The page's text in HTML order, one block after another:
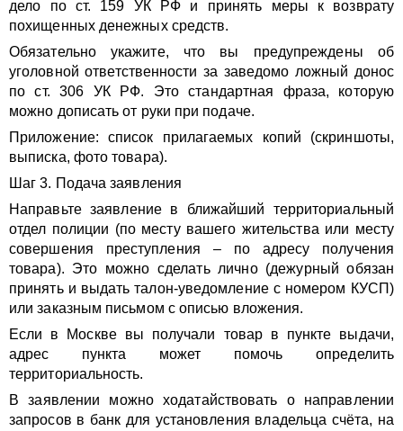
дело по ст. 159 УК РФ и принять меры к возврату
похищенных денежных средств.
Обязательно укажите, что вы предупреждены об
уголовной ответственности за заведомо ложный донос
по ст. 306 УК РФ. Это стандартная фраза, которую
можно дописать от руки при подаче.
Приложение: список прилагаемых копий (скриншоты,
выписка, фото товара).
Шаг 3. Подача заявления
Направьте заявление в ближайший территориальный
отдел полиции (по месту вашего жительства или месту
совершения преступления – по адресу получения
товара). Это можно сделать лично (дежурный обязан
принять и выдать талон-уведомление с номером КУСП)
или заказным письмом с описью вложения.
Если в Москве вы получали товар в пункте выдачи,
адрес пункта может помочь определить
территориальность.
В заявлении можно ходатайствовать о направлении
запросов в банк для установления владельца счёта, на